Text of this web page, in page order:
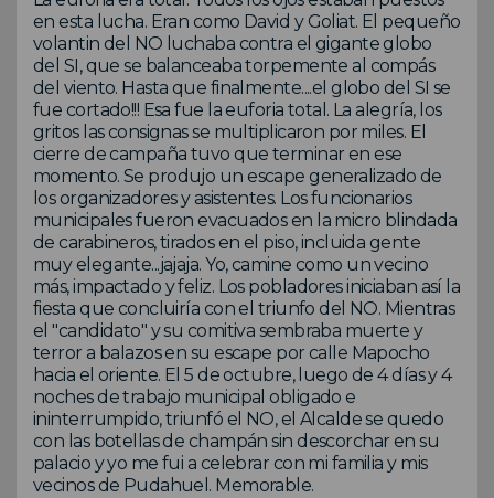
en esta lucha. Eran como David y Goliat. El pequeño
volantin del NO luchaba contra el gigante globo
del SI, que se balanceaba torpemente al compás
del viento. Hasta que finalmente....el globo del SI se
fue cortado!!! Esa fue la euforia total. La alegría, los
gritos las consignas se multiplicaron por miles. El
cierre de campaña tuvo que terminar en ese
momento. Se produjo un escape generalizado de
los organizadores y asistentes. Los funcionarios
municipales fueron evacuados en la micro blindada
de carabineros, tirados en el piso, incluida gente
muy elegante...jajaja. Yo, camine como un vecino
más, impactado y feliz. Los pobladores iniciaban así la
fiesta que concluiría con el triunfo del NO. Mientras
el "candidato" y su comitiva sembraba muerte y
terror a balazos en su escape por calle Mapocho
hacia el oriente. El 5 de octubre, luego de 4 días y 4
noches de trabajo municipal obligado e
ininterrumpido, triunfó el NO, el Alcalde se quedo
con las botellas de champán sin descorchar en su
palacio y yo me fui a celebrar con mi familia y mis
vecinos de Pudahuel. Memorable.